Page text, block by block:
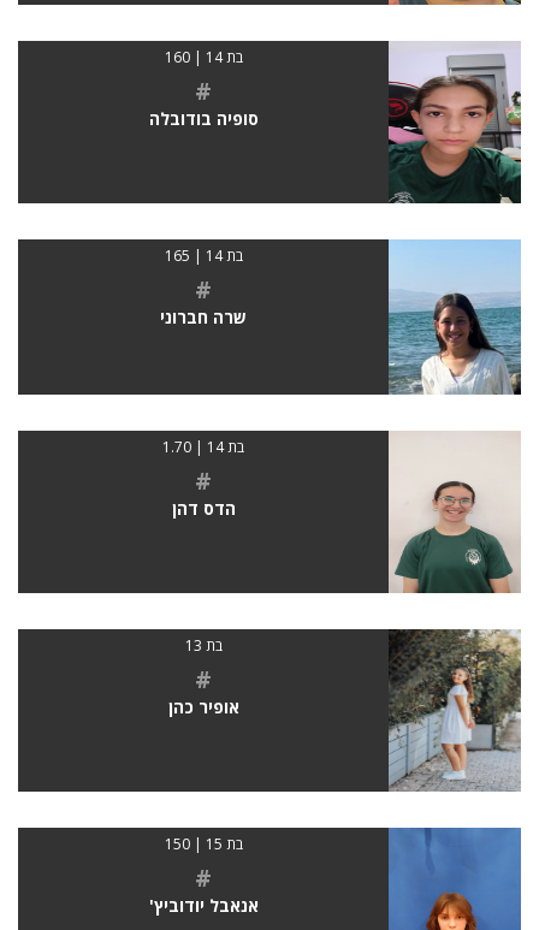
בת 14 | 160
#
סופיה בודובלה
בת 14 | 165
#
שרה חברוני
בת 14 | 1.70
#
הדס דהן
בת 13
#
אופיר כהן
בת 15 | 150
#
אנאבל יודוביץ'